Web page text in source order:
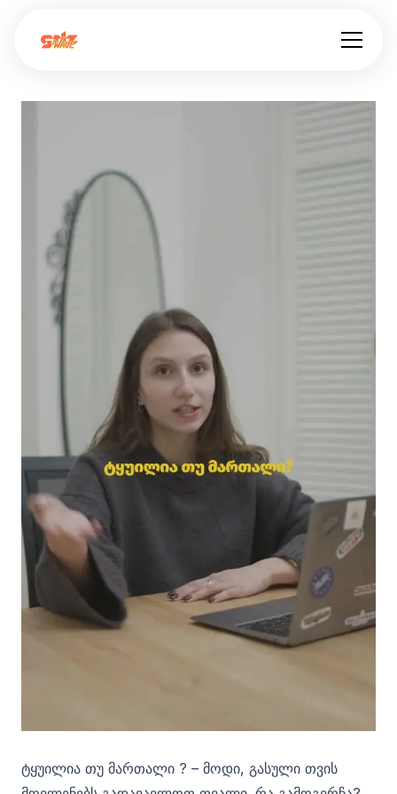
ტყუილია თუ მართალი ? – მოდი, გასული თვის